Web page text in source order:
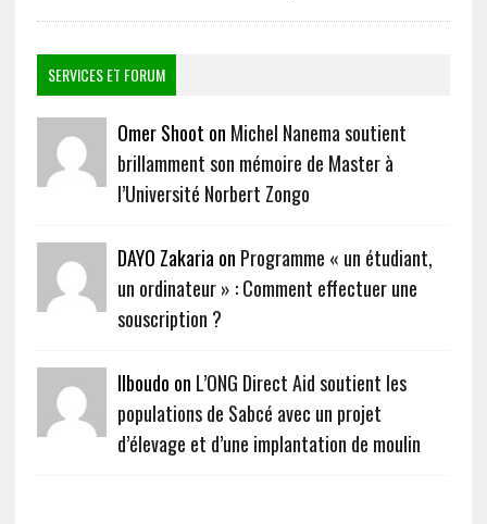
SERVICES ET FORUM
Omer Shoot on Michel Nanema soutient
brillamment son mémoire de Master à
l’Université Norbert Zongo
DAYO Zakaria on Programme « un étudiant,
un ordinateur » : Comment effectuer une
souscription ?
Ilboudo on L’ONG Direct Aid soutient les
populations de Sabcé avec un projet
d’élevage et d’une implantation de moulin